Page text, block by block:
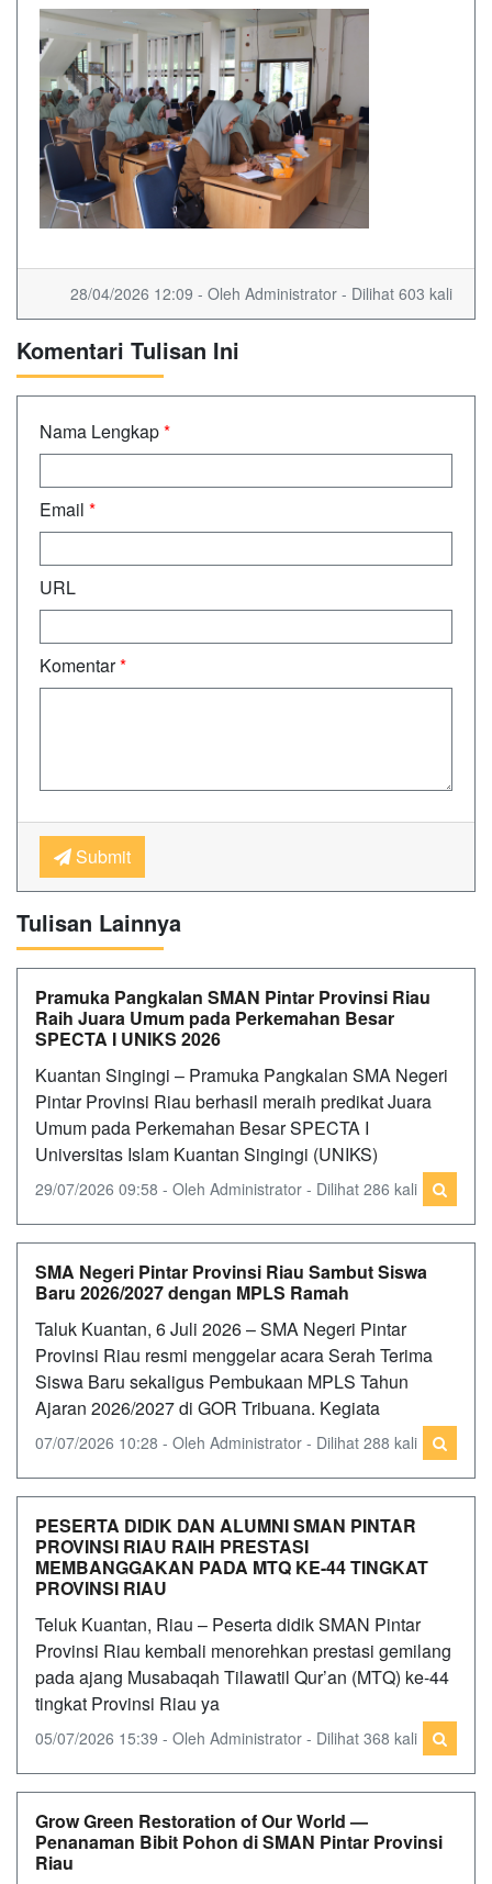
28/04/2026 12:09 - Oleh Administrator - Dilihat 603 kali
Komentari Tulisan Ini
Nama Lengkap*
Email *
URL
Komentar*
Submit
Tulisan Lainnya
Pramuka Pangkalan SMAN Pintar Provinsi Riau
Raih Juara Umum pada Perkemahan Besar
SPECTA I UNIKS 2026
Kuantan Singingi – Pramuka Pangkalan SMA Negeri
Pintar Provinsi Riau berhasil meraih predikat Juara
Umum pada Perkemahan Besar SPECTA I
Universitas Islam Kuantan Singingi (UNIKS)
29/07/2026 09:58 - Oleh Administrator - Dilihat 286 kali
SMA Negeri Pintar Provinsi Riau Sambut Siswa
Baru 2026/2027 dengan MPLS Ramah
Taluk Kuantan, 6 Juli 2026 – SMA Negeri Pintar
Provinsi Riau resmi menggelar acara Serah Terima
Siswa Baru sekaligus Pembukaan MPLS Tahun
Ajaran 2026/2027 di GOR Tribuana. Kegiata
07/07/2026 10:28 - Oleh Administrator - Dilihat 288 kali
PESERTA DIDIK DAN ALUMNI SMAN PINTAR
PROVINSI RIAU RAIH PRESTASI
MEMBANGGAKAN PADA MTQ KE-44 TINGKAT
PROVINSI RIAU
Teluk Kuantan, Riau – Peserta didik SMAN Pintar
Provinsi Riau kembali menorehkan prestasi gemilang
pada ajang Musabaqah Tilawatil Qur’an (MTQ) ke-44
tingkat Provinsi Riau ya
05/07/2026 15:39 - Oleh Administrator - Dilihat 368 kali
Grow Green Restoration of Our World —
Penanaman Bibit Pohon di SMAN Pintar Provinsi
Riau